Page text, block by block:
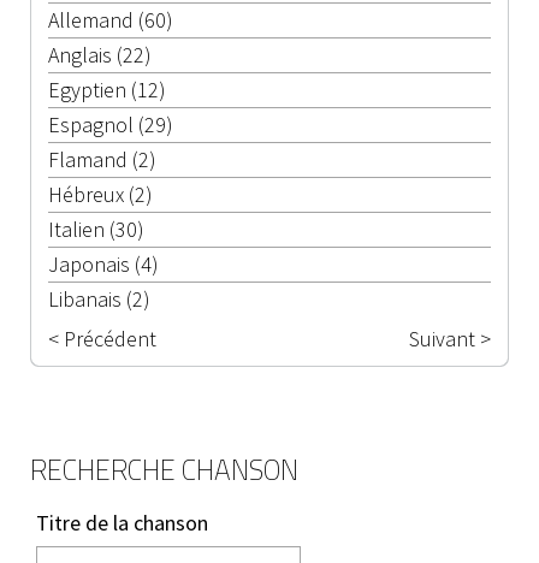
Allemand (60)
Anglais (22)
Egyptien (12)
Espagnol (29)
Flamand (2)
Hébreux (2)
Italien (30)
Japonais (4)
Libanais (2)
< Précédent
Suivant >
RECHERCHE CHANSON
Titre de la chanson